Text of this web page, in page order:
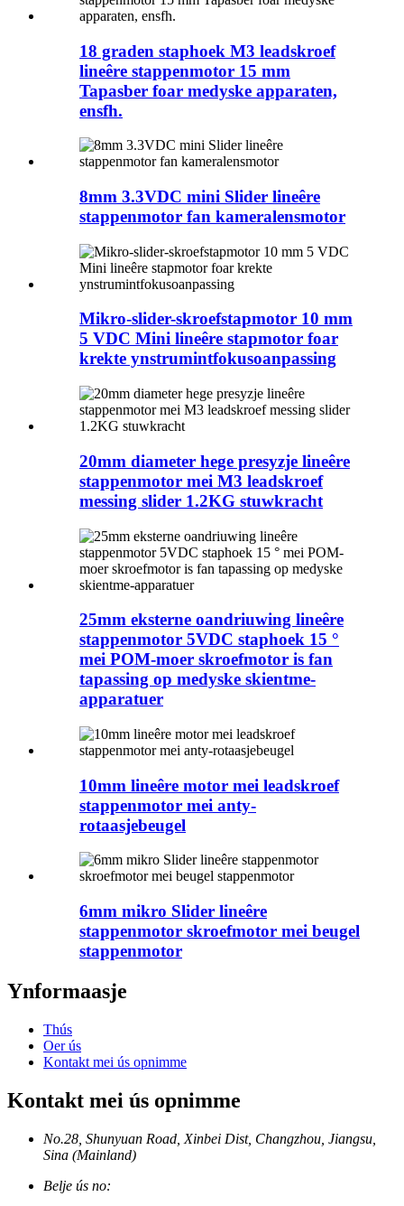
18 graden staphoek M3 leadskroef
lineêre stappenmotor 15 mm
Tapasber foar medyske apparaten,
ensfh.
8mm 3.3VDC mini Slider lineêre
stappenmotor fan kameralensmotor
Mikro-slider-skroefstapmotor 10 mm
5 VDC Mini lineêre stapmotor foar
krekte ynstrumintfokusoanpassing
20mm diameter hege presyzje lineêre
stappenmotor mei M3 leadskroef
messing slider 1.2KG stuwkracht
25mm eksterne oandriuwing lineêre
stappenmotor 5VDC staphoek 15 °
mei POM-moer skroefmotor is fan
tapassing op medyske skientme-
apparatuer
10mm lineêre motor mei leadskroef
stappenmotor mei anty-
rotaasjebeugel
6mm mikro Slider lineêre
stappenmotor skroefmotor mei beugel
stappenmotor
Ynformaasje
Thús
Oer ús
Kontakt mei ús opnimme
Kontakt mei ús opnimme
No.28, Shunyuan Road, Xinbei Dist, Changzhou, Jiangsu,
Sina (Mainland)
Belje ús no: